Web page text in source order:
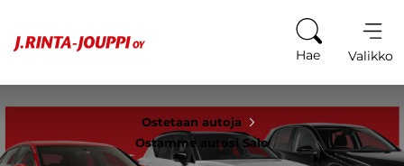
Hae Valikko
Ostetaan autoja
Ostamme autosi Salo